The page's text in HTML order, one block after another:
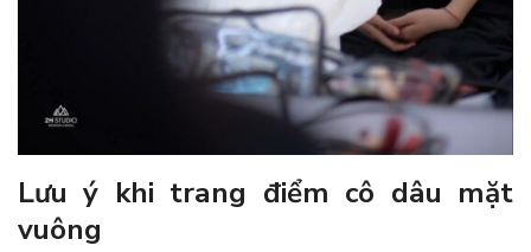
Lưu ý khi trang điểm cô dâu mặt
vuông